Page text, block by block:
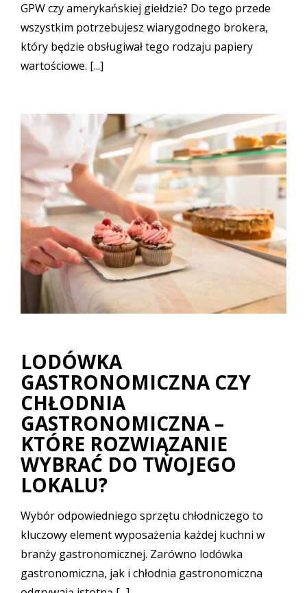
GPW czy amerykańskiej giełdzie? Do tego przede
wszystkim potrzebujesz wiarygodnego brokera,
który będzie obsługiwał tego rodzaju papiery
wartościowe. [...]
LODÓWKA
GASTRONOMICZNA CZY
CHŁODNIA
GASTRONOMICZNA –
KTÓRE ROZWIĄZANIE
WYBRAĆ DO TWOJEGO
LOKALU?
Wybór odpowiedniego sprzętu chłodniczego to
kluczowy element wyposażenia każdej kuchni w
branży gastronomicznej. Zarówno lodówka
gastronomiczna, jak i chłodnia gastronomiczna